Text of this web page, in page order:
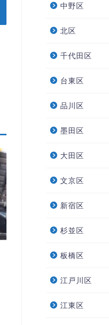
中野区
北区
千代田区
台東区
品川区
墨田区
大田区
文京区
新宿区
杉並区
板橋区
江戸川区
江東区